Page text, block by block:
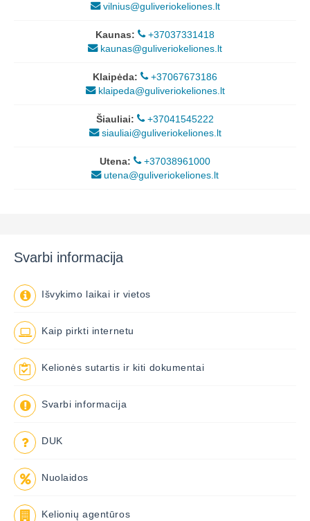
vilnius@guliveriokeliones.lt
Kaunas:
+37037331418
kaunas@guliveriokeliones.lt
Klaipėda:
+37067673186
klaipeda@guliveriokeliones.lt
Šiauliai:
+37041545222
siauliai@guliveriokeliones.lt
Utena:
+37038961000
utena@guliveriokeliones.lt
Svarbi informacija
Išvykimo laikai ir vietos
Kaip pirkti internetu
Kelionės sutartis ir kiti dokumentai
Svarbi informacija
DUK
Nuolaidos
Kelionių agentūros